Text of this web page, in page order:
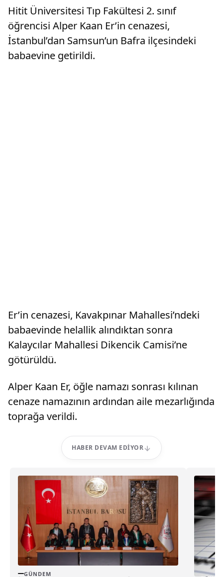
Hitit Üniversitesi Tıp Fakültesi 2. sınıf
öğrencisi Alper Kaan Er’in cenazesi,
İstanbul’dan Samsun’un Bafra ilçesindeki
babaevine getirildi.
Er’in cenazesi, Kavakpınar Mahallesi’ndeki
babaevinde helallik alındıktan sonra
Kalaycılar Mahallesi Dikencik Camisi’ne
götürüldü.
Alper Kaan Er, öğle namazı sonrası kılınan
cenaze namazının ardından aile mezarlığında
toprağa verildi.
HABER DEVAM EDIYOR
GÜNDEM